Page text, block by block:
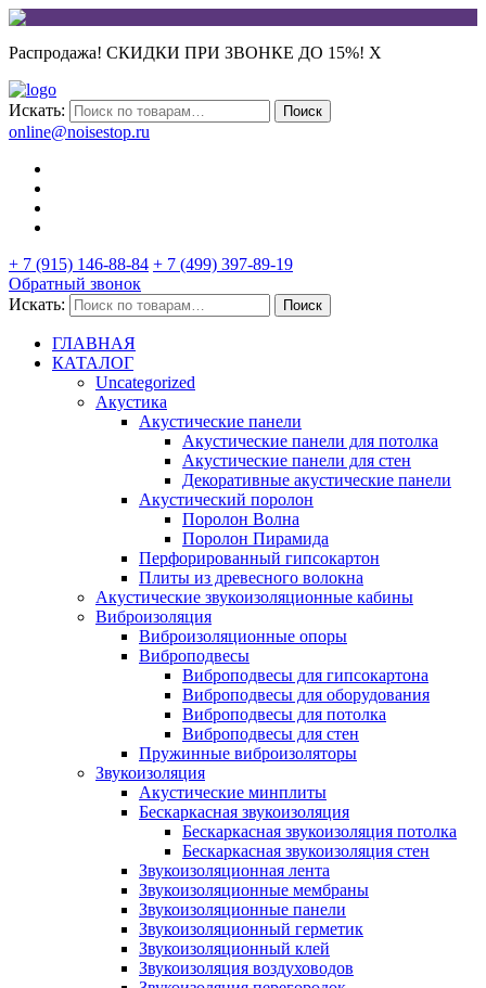
Распродажа! СКИДКИ ПРИ ЗВОНКЕ ДО 15%! X
Искать: Поиск
online@noisestop.ru
+ 7 (915) 146-88-84 + 7 (499) 397-89-19
Обратный звонок
Искать:
Поиск
ГЛАВНАЯ
КАТАЛОГ
Uncategorized
Акустика
Акустические панели
Акустические панели для потолка
Акустические панели для стен
Декоративные акустические панели
Акустический поролон
Поролон Волна
Поролон Пирамида
Перфорированный гипсокартон
Плиты из древесного волокна
Акустические звукоизоляционные кабины
Виброизоляция
Виброизоляционные опоры
Виброподвесы
Виброподвесы для гипсокартона
Виброподвесы для оборудования
Виброподвесы для потолка
Виброподвесы для стен
Пружинные виброизоляторы
Звукоизоляция
Акустические минплиты
Бескаркасная звукоизоляция
Бескаркасная звукоизоляция потолка
Бескаркасная звукоизоляция стен
Звукоизоляционная лента
Звукоизоляционные мембраны
Звукоизоляционные панели
Звукоизоляционный герметик
Звукоизоляционный клей
Звукоизоляция воздуховодов